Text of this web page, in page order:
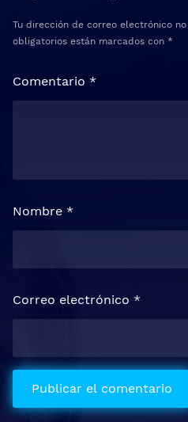
Tu dirección de correo electrónico
obligatorios están marcados con *
Comentario *
Nombre *
Correo electrónico *